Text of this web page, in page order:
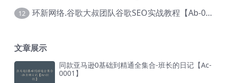
12 环新网络.谷歌大叔团队谷歌SEO实战教程【Ab-0024】
文章展示
同款亚马逊0基础到精通全集合-班长的日记【Ac-
0001】